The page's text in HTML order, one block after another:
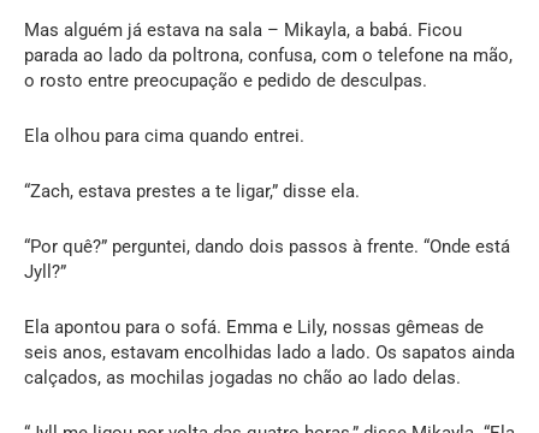
Mas alguém já estava na sala – Mikayla, a babá. Ficou
parada ao lado da poltrona, confusa, com o telefone na mão,
o rosto entre preocupação e pedido de desculpas.
Ela olhou para cima quando entrei.
“Zach, estava prestes a te ligar,” disse ela.
“Por quê?” perguntei, dando dois passos à frente. “Onde está
Jyll?”
Ela apontou para o sofá. Emma e Lily, nossas gêmeas de
seis anos, estavam encolhidas lado a lado. Os sapatos ainda
calçados, as mochilas jogadas no chão ao lado delas.